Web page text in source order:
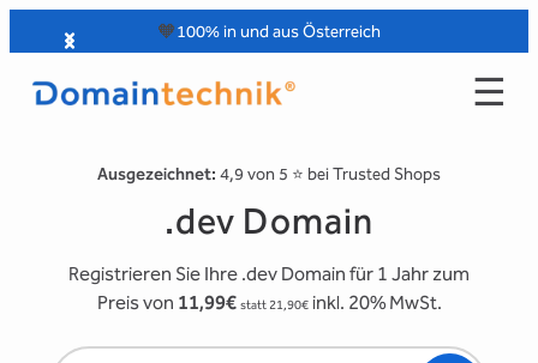
Inhalt
springen
🧡100% in und aus Österreich
☰
Ausgezeichnet: 4,9 von 5 ⭐️ bei Trusted Shops
.dev Domain
Registrieren Sie Ihre .dev Domain für 1 Jahr zum
Preis von 11,99€ statt 21,90€inkl. 20% MwSt.